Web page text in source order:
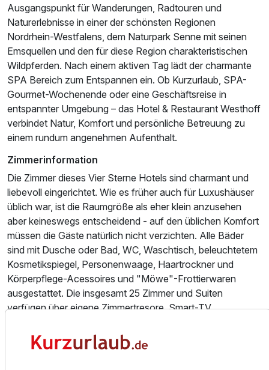
Ausgangspunkt für Wanderungen, Radtouren und
Naturerlebnisse in einer der schönsten Regionen
Nordrhein-Westfalens, dem Naturpark Senne mit seinen
Emsquellen und den für diese Region charakteristischen
Wildpferden. Nach einem aktiven Tag lädt der charmante
SPA Bereich zum Entspannen ein. Ob Kurzurlaub, SPA-
Gourmet-Wochenende oder eine Geschäftsreise in
entspannter Umgebung – das Hotel & Restaurant Westhoff
verbindet Natur, Komfort und persönliche Betreuung zu
einem rundum angenehmen Aufenthalt.
Zimmerinformation
Die Zimmer dieses Vier Sterne Hotels sind charmant und
liebevoll eingerichtet. Wie es früher auch für Luxushäuser
üblich war, ist die Raumgröße als eher klein anzusehen
aber keineswegs entscheidend - auf den üblichen Komfort
müssen die Gäste natürlich nicht verzichten. Alle Bäder
sind mit Dusche oder Bad, WC, Waschtisch, beleuchtetem
Kosmetikspiegel, Personenwaage, Haartrockner und
Körperpflege-Acessoires und "Möwe"-Frottierwaren
ausgestattet. Die insgesamt 25 Zimmer und Suiten
verfügen über eigene Zimmertresore, Smart-TV,
Wifi-Anbindung. Die Hotelzimmer erstrecken sich über drei
Obergeschosse und sind alle über einen Lift zu erreichen,